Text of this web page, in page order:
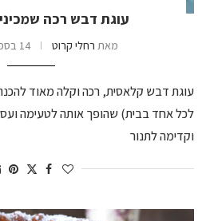
עוגת דבש רכה שמכינים ב-
מאת רחלי קרוט 14 בספטמבר 2017
עוגת דבש קלאסית, רכה וקלה מאוד
לכל אחד בבית) שהופך אותה לטעימה
וקדימה לתנור